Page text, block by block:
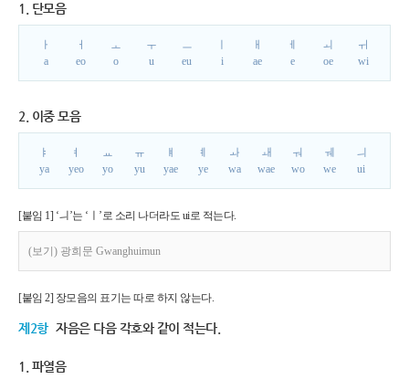
1. 단모음
ㅏ
a
ㅓ
eo
ㅗ
o
ㅜ
u
ㅡ
eu
i
ㅐ
ae
ㅔ
e
ㅚ
oe
ㅟ
wi
2. 이중 모음
ㅑ
ya
ㅕ
yeo
ㅛ
yo
ㅠ
yu
ㅒ
yae
ㅖ
ye
ㅘ
wa
ㅙ
wae
ㅝ
wo
ㅞ
we
ㅢ
ui
[붙임 1] ‘ㅢ’는 ‘ㅣ’로 소리 나더라도 ui로 적는다.
(보기) 광희문 Gwanghuimun
[붙임 2] 장모음의 표기는 따로 하지 않는다.
제2항 자음은 다음 각호와 같이 적는다.
1. 파열음